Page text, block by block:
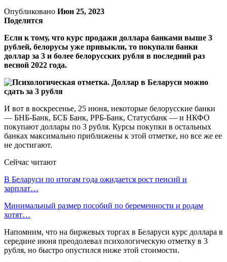
Опубликовано Июн 25, 2023
Поделится
Если к тому, что курс продажи доллара банками выше 3
рублей, белорусы уже привыкли, то покупали банки
доллар за 3 и более белорусских рубля в последний раз
весной 2022 года.
И вот в воскресенье, 25 июня, некоторые белорусские банки
— БНБ-Банк, БСБ Банк, РРБ-Банк, Статусбанк — и НКФО
покупают доллары по 3 рубля. Курсы покупки в остальных
банках максимально приближены к этой отметке, но все же ее
не достигают.
Сейчас читают
В Беларуси по итогам года ожидается рост пенсий и
зарплат…
Минимальный размер пособий по беременности и родам
хотят…
Напомним, что на биржевых торгах в Беларуси курс доллара в
середине июня преодолевал психологическую отметку в 3
рубля, но быстро опустился ниже этой стоимости.